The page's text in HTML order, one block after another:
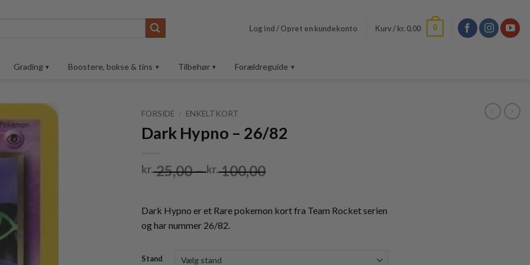
Log ind / Opret en kundekonto Kurv /kr. 0,00 0
Grading Boostere, bokse & tins Tilbehør Forældreguide
Tilføj til
ønskeliste
FORSIDE / ENKELTKORT
Dark Hypno – 26/82
kr.25,00– kr.100,00Prisinterval:
kr. 100,00
Dark Hypno er et Rare pokemon kort fra Team Rocket serien
og har nummer 26/82.
Stand